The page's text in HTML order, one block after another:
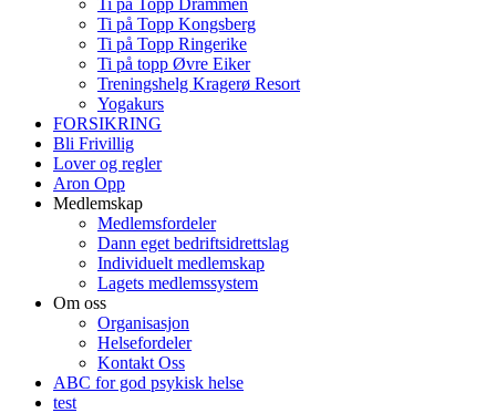
Ti på Topp Drammen
Ti på Topp Kongsberg
Ti på Topp Ringerike
Ti på topp Øvre Eiker
Treningshelg Kragerø Resort
Yogakurs
FORSIKRING
Bli Frivillig
Lover og regler
Aron Opp
Medlemskap
Medlemsfordeler
Dann eget bedriftsidrettslag
Individuelt medlemskap
Lagets medlemssystem
Om oss
Organisasjon
Helsefordeler
Kontakt Oss
ABC for god psykisk helse
test